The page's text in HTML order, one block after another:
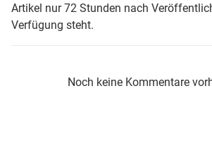
Artikel nur 72 Stunden nach
Verfügung steht.
Noch keine Kommentare